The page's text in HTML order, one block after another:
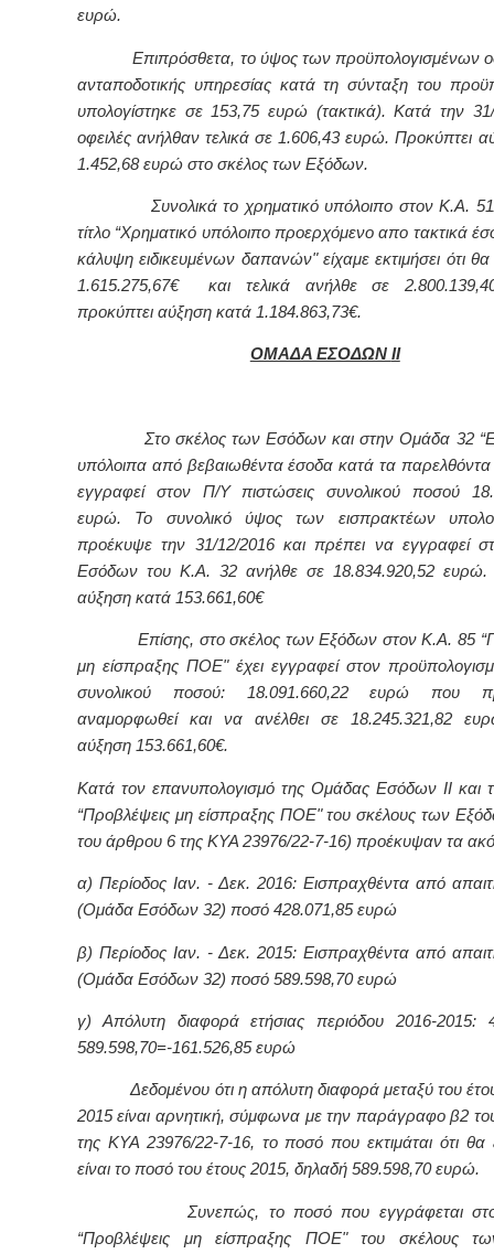
ευρώ.
Επιπρόσθετα, το ύψος των προϋπολογισμένων
ανταποδοτικής υπηρεσίας κατά τη σύνταξη του
υπολογίστηκε σε 153,75 ευρώ (τακτικά). Κατά την
οφειλές ανήλθαν τελικά σε 1.606,43 ευρώ. Προκύπτει
1.452,68 ευρώ στο σκέλος των Εξόδων.
Συνολικά το χρηματικό υπόλοιπο στον Κ.Α.
τίτλο “Χρηματικό υπόλοιπο προερχόμενο απο τακτικά
κάλυψη ειδικευμένων δαπανών" είχαμε εκτιμήσει ότι θα
1.615.275,67€ και τελικά ανήλθε σε
προκύπτει αύξηση κατά 1.184.863,73€.
ΟΜΑΔΑ ΕΣΟΔΩΝ II
Στο σκέλος των Εσόδων και στην Ομάδα 32
υπόλοιπα από βεβαιωθέντα έσοδα κατά τα παρελθόντα
εγγραφεί στον Π/Υ πιστώσεις συνολικού ποσού
ευρώ. Το συνολικό ύψος των εισπρακτέων
προέκυψε την 31/12/2016 και πρέπει να εγγραφεί
Εσόδων του Κ.Α. 32 ανήλθε σε 18.834.920,52 ευρώ.
αύξηση κατά 153.661,60€
Επίσης, στο σκέλος των Εξόδων στον Κ.Α. 85
μη είσπραξης ΠΟΕ" έχει εγγραφεί στον
συνολικού ποσού: 18.091.660,22 ευρώ που
αναμορφωθεί και να ανέλθει σε 18.245.321,82
αύξηση 153.661,60€.
Κατά τον επανυπολογισμό της Ομάδας Εσόδων II και
“Προβλέψεις μη είσπραξης ΠΟΕ" του σκέλους των
του άρθρου 6 της ΚΥΑ 23976/22-7-16) προέκυψαν τα
α) Περίοδος Ιαν. - Δεκ. 2016: Εισπραχθέντα από
(Ομάδα Εσόδων 32) ποσό 428.071,85 ευρώ
β) Περίοδος Ιαν. - Δεκ. 2015: Εισπραχθέντα από
(Ομάδα Εσόδων 32) ποσό 589.598,70 ευρώ
γ) Απόλυτη διαφορά ετήσιας περιόδου 2016-2015:
589.598,70=-161.526,85 ευρώ
Δεδομένου ότι η απόλυτη διαφορά μεταξύ του
2015 είναι αρνητική, σύμφωνα με την παράγραφο β2
της ΚΥΑ 23976/22-7-16, το ποσό που εκτιμάται ότι θα
είναι το ποσό του έτους 2015, δηλαδή 589.598,70 ευρώ.
Συνεπώς, το ποσό που εγγράφεται
“Προβλέψεις μη είσπραξης ΠΟΕ" του σκέλους